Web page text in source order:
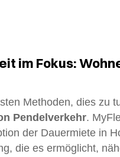
im Fokus:
Methoden, dies zu
Pendelverkehr.
der Dauermiete in
die es ermöglicht,